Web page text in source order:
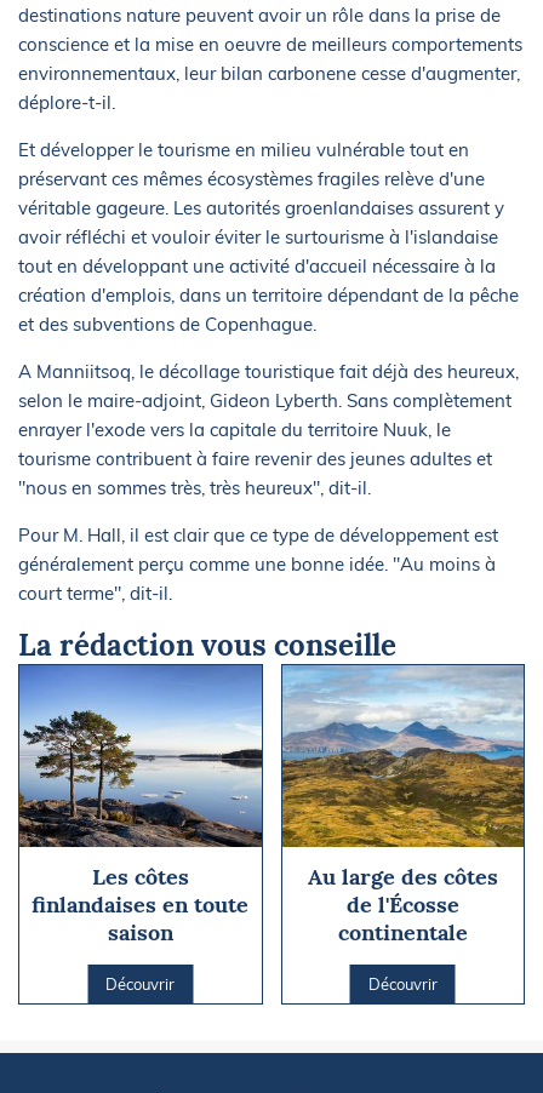
destinations nature peuvent avoir un rôle dans la prise de
conscience et la mise en oeuvre de meilleurs comportements
environnementaux, leur bilan carbonene cesse d'augmenter,
déplore-t-il.
Et développer le tourisme en milieu vulnérable tout en
préservant ces mêmes écosystèmes fragiles relève d'une
véritable gageure. Les autorités groenlandaises assurent y
avoir réfléchi et vouloir éviter le surtourisme à l'islandaise
tout en développant une activité d'accueil nécessaire à la
création d'emplois, dans un territoire dépendant de la pêche
et des subventions de Copenhague.
A Manniitsoq, le décollage touristique fait déjà des heureux,
selon le maire-adjoint, Gideon Lyberth. Sans complètement
enrayer l'exode vers la capitale du territoire Nuuk, le
tourisme contribuent à faire revenir des jeunes adultes et
"nous en sommes très, très heureux", dit-il.
Pour M. Hall, il est clair que ce type de développement est
généralement perçu comme une bonne idée. "Au moins à
court terme", dit-il.
La rédaction vous conseille
Les côtes
finlandaises en toute
saison
Découvrir
Au large des côtes
de l'Écosse
continentale
Découvrir